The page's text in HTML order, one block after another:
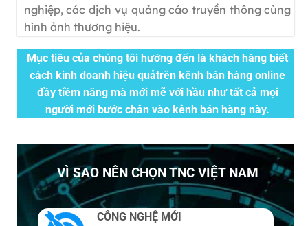
nghiệp, các dịch vụ quảng cáo truyền thông cùng
hình ảnh thương hiệu.
Mục tiêu của chúng tôi hướng đến là khách hàng biết
cách kinh doanh hiệu quảtrên kênh bán hàng online
đầy tiềm năng mà mới mẽ với hầu như tất cả mọi
người mới bước chân vào kênh bán hàng này.
VÌ SAO NÊN CHỌN TNC VIỆT NAM
CÔNG NGHỆ MỚI